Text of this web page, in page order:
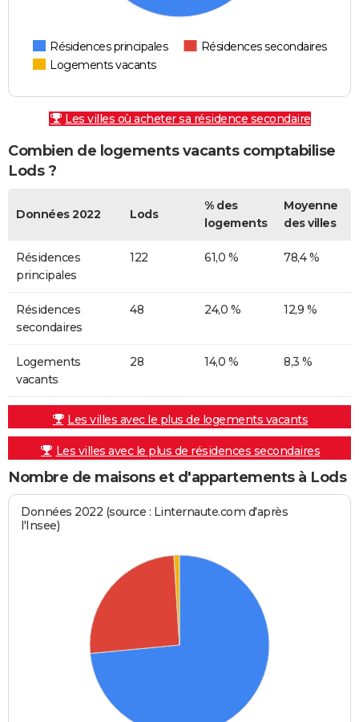
Résidences principales
Résidences secondaires
Logements vacants
Les villes où acheter sa résidence secondaire
Combien de logements vacants comptabilise
Lods ?
Données 2022 Lods
% des
logements
Moyenne
des villes
Résidences
principales
122 61,0 % 78,4 %
Résidences
secondaires
48 24,0 % 12,9 %
Logements
vacants
28 14,0 % 8,3 %
Les villes avec le plus de logements vacants
Les villes avec le plus de résidences secondaires
Nombre de maisons et d'appartements à Lods
Données 2022 (source : Linternaute.com d'après
l'Insee)